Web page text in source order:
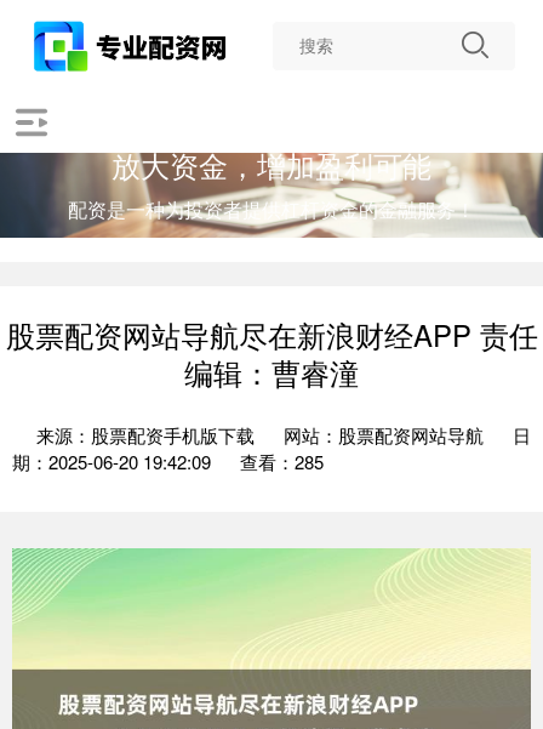
放大资金，增加盈利可能
配资是一种为投资者提供杠杆资金的金融服务！
股票配资网站导航尽在新浪财经APP 责任
编辑：曹睿潼
来源：股票配资手机版下载 网站：股票配资网站导航
日
期：2025-06-20 19:42:09
查看：285